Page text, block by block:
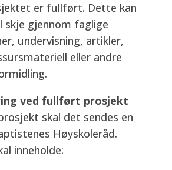
er fullført. Dette kan
skje gjennom faglige
undervisning, artikler,
eller andre
ved fullført prosjekt
skal det sendes en
Høyskoleråd.
inneholde: